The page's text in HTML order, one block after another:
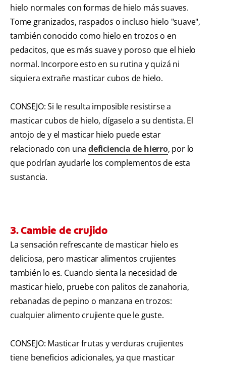
hielo normales con formas de hielo más suaves.
Tome granizados, raspados o incluso hielo "suave",
también conocido como hielo en trozos o en
pedacitos, que es más suave y poroso que el hielo
normal. Incorpore esto en su rutina y quizá ni
siquiera extrañe masticar cubos de hielo.
CONSEJO: Si le resulta imposible resistirse a
masticar cubos de hielo, dígaselo a su dentista. El
antojo de y el masticar hielo puede estar
relacionado con unadeficiencia de hierro, por lo
que podrían ayudarle los complementos de esta
sustancia.
3. Cambie de crujido
La sensación refrescante de masticar hielo es
deliciosa, pero masticar alimentos crujientes
también lo es. Cuando sienta la necesidad de
masticar hielo, pruebe con palitos de zanahoria,
rebanadas de pepino o manzana en trozos:
cualquier alimento crujiente que le guste.
CONSEJO: Masticar frutas y verduras crujientes
tiene beneficios adicionales, ya que masticar